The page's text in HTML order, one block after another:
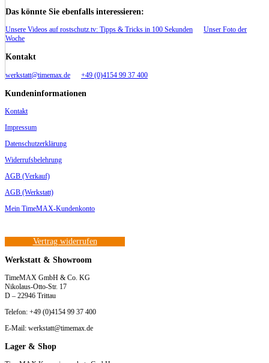
Das könnte Sie ebenfalls interessieren:
Unsere Videos auf rostschutz.tv: Tipps & Tricks in 100 Sekunden
Unser Foto der
Woche
Kontakt
werkstatt@timemax.de +49 (0)4154 99 37 400
Kundeninformationen
Kontakt
Impressum
Datenschutzerklärung
Widerrufsbelehrung
AGB (Verkauf)
AGB (Werkstatt)
Mein TimeMAX-Kundenkonto
Vertrag widerrufen
Werkstatt & Showroom
TimeMAX GmbH & Co. KG
Nikolaus-Otto-Str. 17
D – 22946 Trittau
Telefon: +49 (0)4154 99 37 400
E-Mail: werkstatt@timemax.de
Lager & Shop